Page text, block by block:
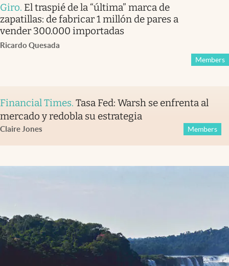
Giro. El traspié de la “última” marca de
zapatillas: de fabricar 1 millón de pares a
vender 300.000 importadas
Ricardo Quesada
Members
Financial Times. Tasa Fed: Warsh se enfrenta al
mercado y redobla su estrategia
Claire Jones Members